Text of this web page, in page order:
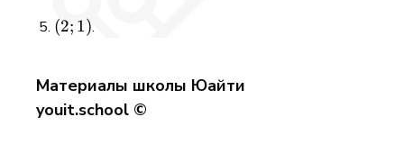
(2;
(2; 1).
Материалы школы Юайти
youit.school ©